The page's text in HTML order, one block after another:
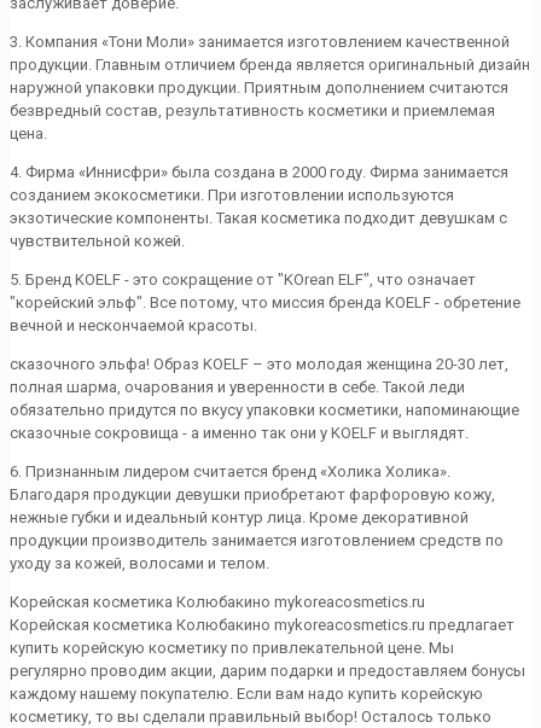
3. Компания «Тони Моли» занимается изготовлением качественной
продукции. Главным отличием бренда является оригинальный дизайн
наружной упаковки продукции. Приятным дополнением считаются
безвредный состав, результативность косметики и приемлемая
цена.
4. Фирма «Иннисфри» была создана в 2000 году. Фирма занимается
созданием экокосметики. При изготовлении используются
экзотические компоненты. Такая косметика подходит девушкам с
чувствительной кожей.
5. Бренд KOELF - это сокращение от "KOrean ELF", что означает
"корейский эльф". Все потому, что миссия бренда KOELF - обретение
вечной и нескончаемой красоты.
сказочного эльфа! Образ KOELF – это молодая женщина 20-30 лет,
полная шарма, очарования и уверенности в себе. Такой леди
обязательно придутся по вкусу упаковки косметики, напоминающие
сказочные сокровища - а именно так они у KOELF и выглядят.
6. Признанным лидером считается бренд «Холика Холика».
Благодаря продукции девушки приобретают фарфоровую кожу,
нежные губки и идеальный контур лица. Кроме декоративной
продукции производитель занимается изготовлением средств по
уходу за кожей, волосами и телом.
Корейская косметика Колюбакино mykoreacosmetics.ru
Корейская косметика Колюбакино mykoreacosmetics.ru предлагает
купить корейскую косметику по привлекательной цене. Мы
регулярно проводим акции, дарим подарки и предоставляем бонусы
каждому нашему покупателю. Если вам надо купить корейскую
косметику, то вы сделали правильный выбор! Осталось только